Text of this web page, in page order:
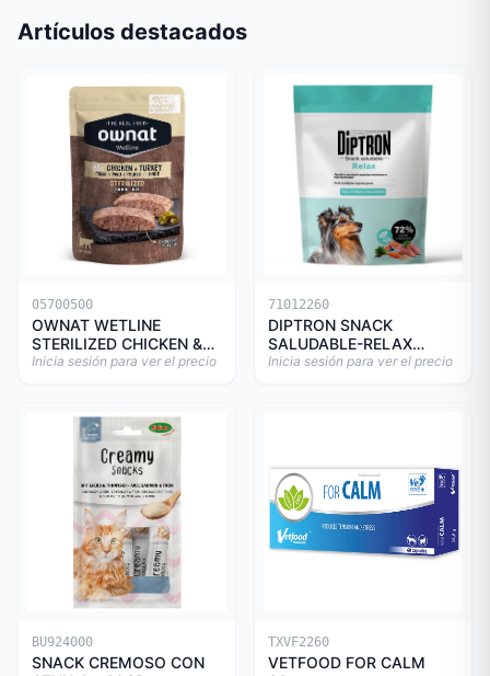
Artículos destacados
05700500
OWNAT WETLINE
STERILIZED CHICKEN &
TURKEY CAT 85gr
Inicia sesión para ver el precio
71012260
DIPTRON SNACK
SALUDABLE-RELAX
150GR
Inicia sesión para ver el precio
BU924000
SNACK CREMOSO CON
TXVF2260
VETFOOD FOR CALM